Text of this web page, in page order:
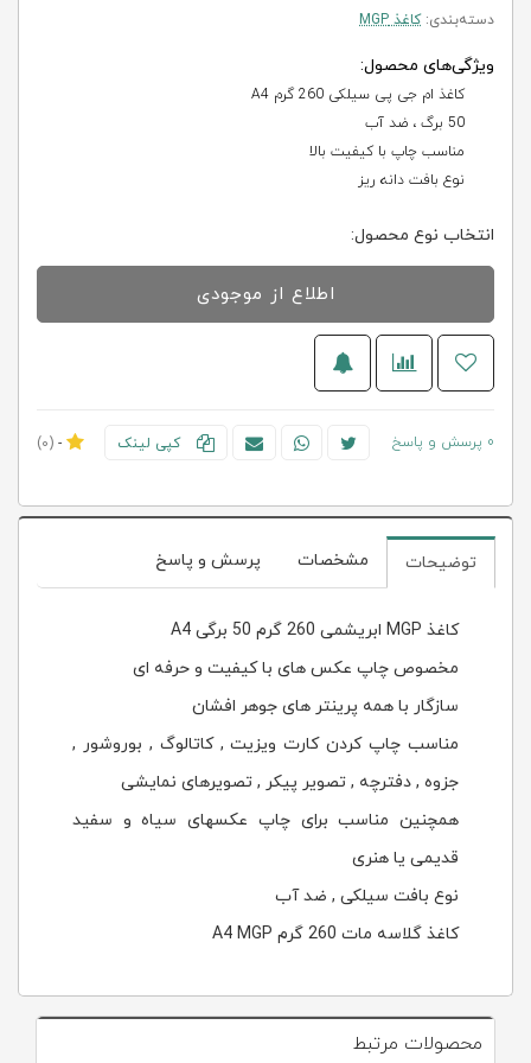
دسته‌بندی:کاغذ MGP
ویژگی‌های محصول:
کاغذ ام جی پی سیلکی 260 گرم A4
50 برگ ، ضد آب
مناسب چاپ با کیفیت بالا
نوع بافت دانه ریز
انتخاب نوع محصول:
اطلاع از موجودی
0 پرسش و پاسخ کپی لینک -
(0)
توضیحات مشخصات پرسش و پاسخ
کاغذ MGP ابریشمی 260 گرم 50 برگی A4
مخصوص چاپ عكس های با كيفيت و حرفه ای
سازگار با همه پرینتر های جوهر افشان
مناسب چاپ كردن كارت ويزيت , كاتالوگ , بوروشور ,
جزوه , دفترچه , تصوير پيكر , تصويرهای نمايشی
همچنین مناسب برای چاپ عكسهای سياه و سفيد
قديمی يا هنری
نوع بافت سیلکی , ضد آب
کاغذ گلاسه مات 260 گرم A4 MGP
محصولات مرتبط